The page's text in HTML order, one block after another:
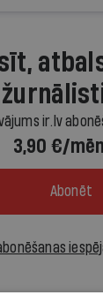
ir.lv
3,90 €/
Abonēt